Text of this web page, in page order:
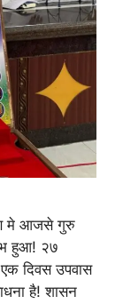
मे आजसे गुरु
हुआ! २७
दिवस उपवास
है! शासन